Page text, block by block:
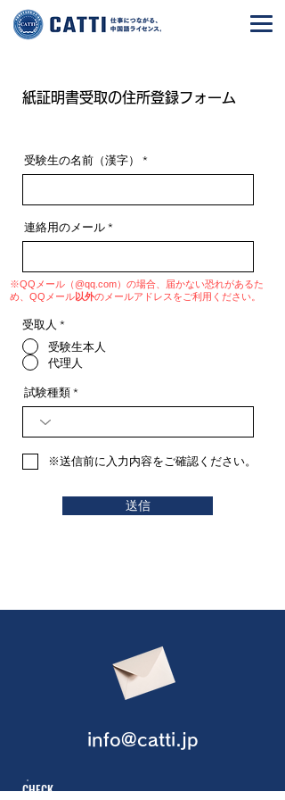
紙証明書受取の住所登録フォーム
受験生の名前（漢字）
連絡用のメール
※QQメール（@qq.com）の場合、届かない恐れがあるた
め、QQメール以外のメールアドレスをご利用ください。
受取人 *
受験生本人
代理人
試験種類
※送信前に入力内容をご確認ください。
送信
info@catti.jp
CHECK